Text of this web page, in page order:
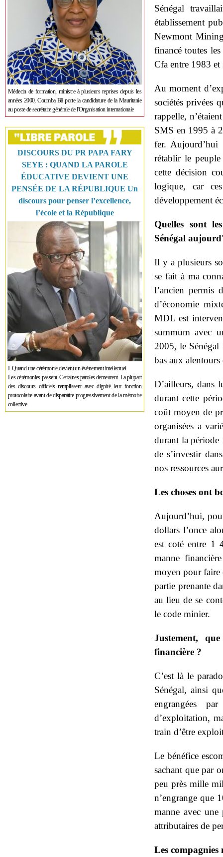
Médecin de formation, ministre à plusieurs reprises depuis les
années 2000, Coumba Bâ porte la candidature de la Mauritanie
au poste de secrétaire générale de l'Organisation internationale
DISCOURS DU PR PAPA FARY
SEYE : QUAND LA PAROLE
ÉDUCATIVE DEVIENT UNE
PENSÉE DE LA RÉPUBLIQUE Un
discours pour penser l’excellence,
l’école et la République
I. Quand une cérémonie devient un événement intellectuel
Les cérémonies passent. Certaines paroles demeurent. La plupart
des discours officiels remplissent avec dignité leur fonction
protocolaire avant de disparaître progressivement de la mémoire
collective.
Sénégal
établissement
Newmont
financé toutes
Cfa entre 1983
Au moment
sociétés privées
rappelle,
SMS en 1995 à
fer. Aujourd’hui
rétablir le
cette décision
logique, car
développement
Quelles sont
Sénégal
Il y a plusieurs
se fait à ma
l’ancien permis
d’économie
MDL est
summum avec
2005, le Sénégal
bas aux
D’ailleurs, dans
durant cette
coût moyen de
organisées a
durant la
de s’investir
nos ressources
Les choses ont
Aujourd’hui,
dollars l’once
est coté entre 1
manne
moyen pour faire
partie prenante
au lieu de se
le code minier.
Justement,
financière ?
C’est là le
Sénégal, ainsi
engrangées
d’exploitation,
train d’être
Le bénéfice
sachant que par
peu près mille
n’engrange que
manne avec une
attributaires de
Les compagnies